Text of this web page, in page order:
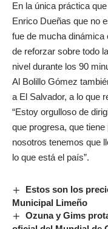
En la única práctica
Enrico Dueñas que no
fue de mucha dinámica
de reforzar sobre todo
nivel durante los 90
Al Bolillo Gómez
a El Salvador, a lo que
“Estoy orgulloso de
que progresa, que
nosotros tenemos que
lo que está el país”.
Estos son los
Municipal Limeño
Ozuna y Gims